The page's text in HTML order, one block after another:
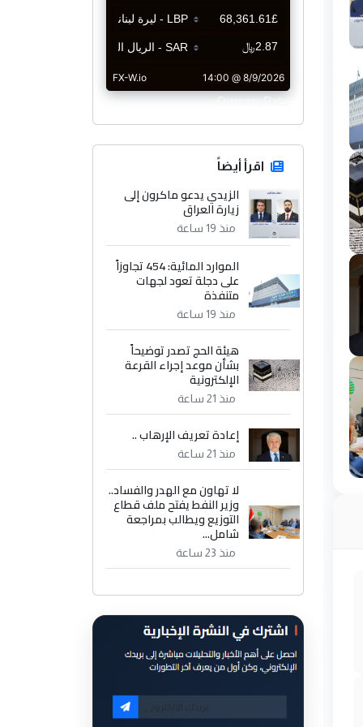
CurrencyRate
اقرأ أيضاً
الزيدي يدعو ماكرون إلى
زيارة العراق
منذ 19 ساعة
الموارد المائية: 454 تجاوزاً
على دجلة تعود لجهات
متنفذة
منذ 19 ساعة
هيئة الحج تصدر توضيحاً
بشأن موعد إجراء القرعة
الإلكترونية
منذ 21 ساعة
إعادة تعريف الإرهاب ..
منذ 21 ساعة
لا تهاون مع الهدر والفساد..
وزير النفط يفتح ملف قطاع
التوزيع ويطالب بمراجعة
شامل...
منذ 23 ساعة